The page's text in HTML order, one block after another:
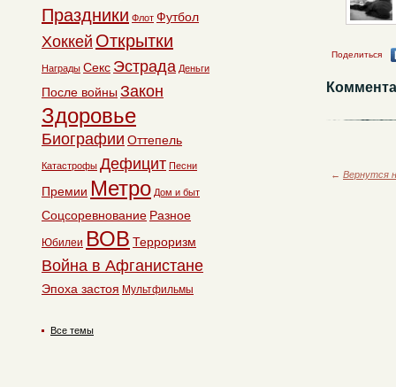
Поделиться
← Вернутся
Праздники Флот Футбол
Хоккей Открытки
Награды Секс Эстрада Деньги
После войны Закон
Здоровье
Биографии Оттепель
Катастрофы Дефицит Песни
Премии Метро Дом и быт
Соцсоревнование Разное
Юбилеи ВОВ Терроризм
Война в Афганистане
Эпоха застоя Мультфильмы
Все темы